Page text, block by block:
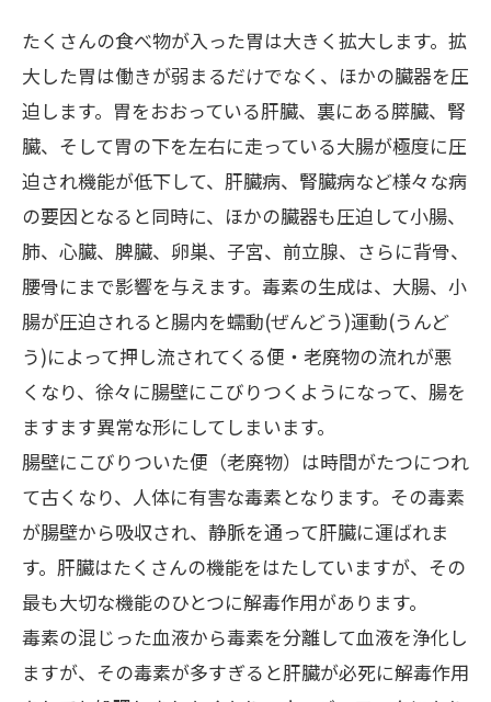
たくさんの食べ物が入った胃は大きく拡大します。拡
大した胃は働きが弱まるだけでなく、ほかの臓器を圧
迫します。胃をおおっている肝臓、裏にある膵臓、腎
臓、そして胃の下を左右に走っている大腸が極度に圧
迫され機能が低下して、肝臓病、腎臓病など様々な病
の要因となると同時に、ほかの臓器も圧迫して小腸、
肺、心臓、脾臓、卵巣、子宮、前立腺、さらに背骨、
腰骨にまで影響を与えます。毒素の生成は、大腸、小
腸が圧迫されると腸内を蠕動(ぜんどう)運動(うんど
う)によって押し流されてくる便・老廃物の流れが悪
くなり、徐々に腸壁にこびりつくようになって、腸を
ますます異常な形にしてしまいます。
腸壁にこびりついた便（老廃物）は時間がたつにつれ
て古くなり、人体に有害な毒素となります。その毒素
が腸壁から吸収され、静脈を通って肝臓に運ばれま
す。肝臓はたくさんの機能をはたしていますが、その
最も大切な機能のひとつに解毒作用があります。
毒素の混じった血液から毒素を分離して血液を浄化し
ますが、その毒素が多すぎると肝臓が必死に解毒作用